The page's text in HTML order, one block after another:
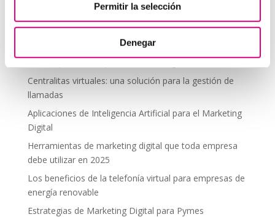
Permitir la selección
Denegar
desde donde estés
Tendencias actuales en marketing y publicidad que
debes aplicar en tu plan de marketing
Centralitas virtuales: una solución para la gestión de
llamadas
Aplicaciones de Inteligencia Artificial para el Marketing
Digital
Herramientas de marketing digital que toda empresa
debe utilizar en 2025
Los beneficios de la telefonía virtual para empresas de
energía renovable
Estrategias de Marketing Digital para Pymes